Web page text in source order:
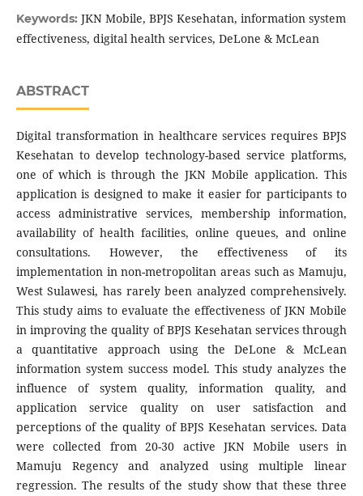
Keywords: JKN Mobile, BPJS Kesehatan, information system
effectiveness, digital health services, DeLone & McLean
ABSTRACT
Digital transformation in healthcare services requires BPJS
Kesehatan to develop technology-based service platforms,
one of which is through the JKN Mobile application. This
application is designed to make it easier for participants to
access administrative services, membership information,
availability of health facilities, online queues, and online
consultations. However, the effectiveness of its
implementation in non-metropolitan areas such as Mamuju,
West Sulawesi, has rarely been analyzed comprehensively.
This study aims to evaluate the effectiveness of JKN Mobile
in improving the quality of BPJS Kesehatan services through
a quantitative approach using the DeLone & McLean
information system success model. This study analyzes the
influence of system quality, information quality, and
application service quality on user satisfaction and
perceptions of the quality of BPJS Kesehatan services. Data
were collected from 20-30 active JKN Mobile users in
Mamuju Regency and analyzed using multiple linear
regression. The results of the study show that these three